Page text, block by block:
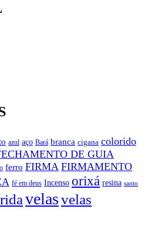
azul aço Bará branca cigana colorido
DE GUIA
ferro FIRMA FIRMAMENTO
fé em deus Incenso orixá resina santo
velasvelas